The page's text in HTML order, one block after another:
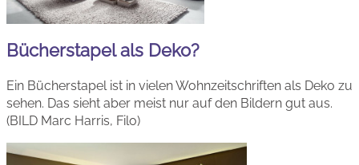
Bücherstapel als Deko?
Ein Bücherstapel ist in vielen Wohnzeitschriften als Deko zu
sehen. Das sieht aber meist nur auf den Bildern gut aus.
(BILD Marc Harris, Filo)